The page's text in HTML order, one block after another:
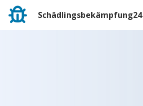
Schädlingsbekämpfung24